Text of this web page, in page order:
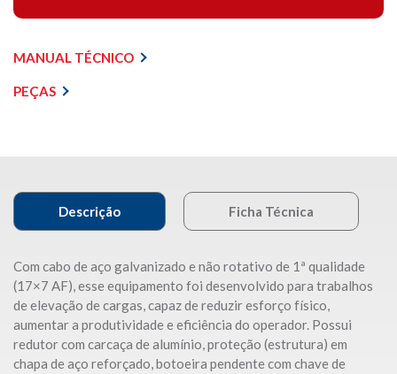
MANUAL TÉCNICO
PEÇAS
Descrição Ficha Técnica
Com cabo de aço galvanizado e não rotativo de 1ª qualidade
(17×7 AF), esse equipamento foi desenvolvido para trabalhos
de elevação de cargas, capaz de reduzir esforço físico,
aumentar a produtividade e eficiência do operador. Possui
redutor com carcaça de alumínio, proteção (estrutura) em
chapa de aço reforçado, botoeira pendente com chave de